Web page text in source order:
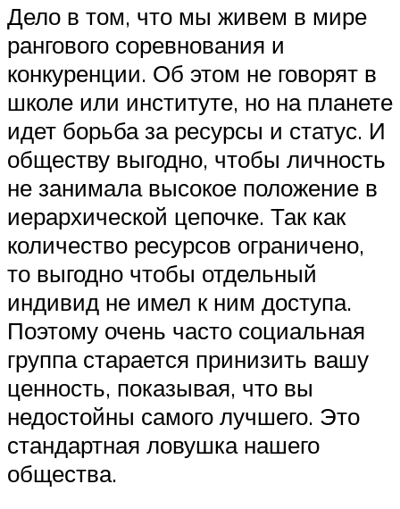
Дело в том, что мы живем в мире
рангового соревнования и
конкуренции. Об этом не говорят в
школе или институте, но на планете
идет борьба за ресурсы и статус. И
обществу выгодно, чтобы личность
не занимала высокое положение в
иерархической цепочке. Так как
количество ресурсов ограничено,
то выгодно чтобы отдельный
индивид не имел к ним доступа.
Поэтому очень часто социальная
группа старается принизить вашу
ценность, показывая, что вы
недостойны самого лучшего. Это
стандартная ловушка нашего
общества.